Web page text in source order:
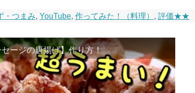
・つまみ, YouTube, 作ってみた！（料理） , 評価★★
ージの唐揚げ】作り方！